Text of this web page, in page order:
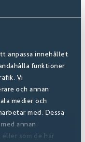
anpassa innehållet
funktioner
Vi
och annan
medier och
med. Dessa
annan
som de har